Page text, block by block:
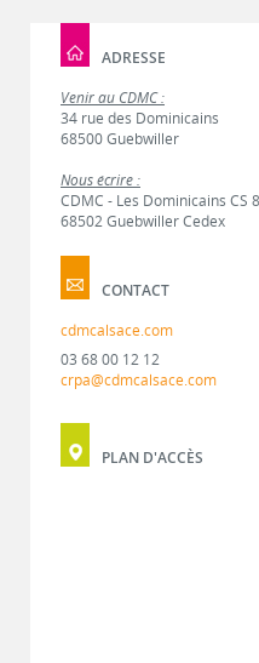
ADRESSE
Venir au CDMC :
34 rue des Dominicains
68500 Guebwiller
Nous écrire :
CDMC - Les Dominicains CS
68502 Guebwiller Cedex
CONTACT
cdmcalsace.com
03 68 00 12 12
crpa@cdmcalsace.com
PLAN D'ACCÈS